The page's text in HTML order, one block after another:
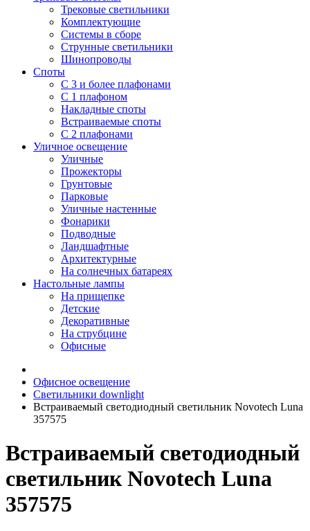
Трековые светильники
Комплектующие
Системы в сборе
Струнные светильники
Шинопроводы
Споты
С 3 и более плафонами
С 1 плафоном
Накладные споты
Встраиваемые споты
С 2 плафонами
Уличное освещение
Уличные
Прожекторы
Грунтовые
Парковые
Уличные настенные
Фонарики
Подводные
Ландшафтные
Архитектурные
На солнечных батареях
Настольные лампы
На прищепке
Детские
Декоративные
На струбцине
Офисные
Офисное освещение
Светильники downlight
Встраиваемый светодиодный светильник Novotech Luna
357575
Встраиваемый светодиодный
светильник Novotech Luna
357575